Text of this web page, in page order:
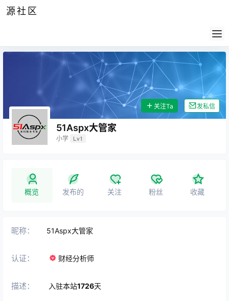
源社区
51Aspx大管家
小学 Lv1
关注Ta 发私信
概览 发布的 关注 粉丝 收藏
昵称： 51Aspx大管家
认证： 财经分析师
描述： 入驻本站1726天